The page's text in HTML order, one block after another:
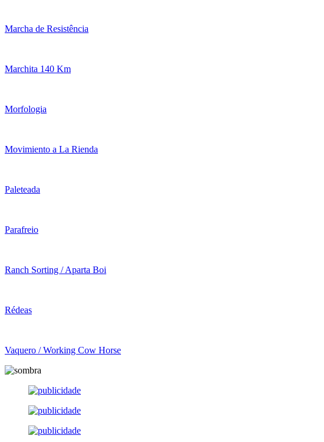
Marcha de Resistência
Marchita 140 Km
Morfologia
Movimiento a La Rienda
Paleteada
Parafreio
Ranch Sorting / Aparta Boi
Rédeas
Vaquero / Working Cow Horse